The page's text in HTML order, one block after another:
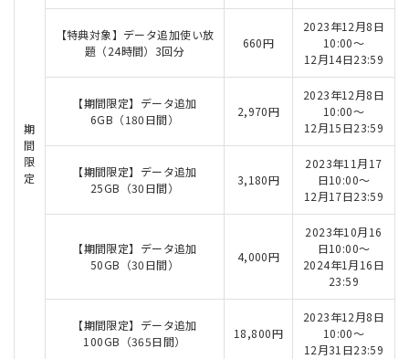
期
間
限
定
【特典対象】データ追加使い放
題（24時間）3回分
660円
2023年12月8日
10:00～
12月14日23:59
【期間限定】データ追加
6GB（180日間）
2,970円
2023年12月8日
10:00～
12月15日23:59
【期間限定】データ追加
25GB（30日間）
3,180円
2023年11月17
日10:00～
12月17日23:59
【期間限定】データ追加
50GB（30日間）
4,000円
2023年10月16
日10:00～
2024年1月16日
23:59
【期間限定】データ追加
100GB（365日間）
18,800円
2023年12月8日
10:00～
12月31日23:59